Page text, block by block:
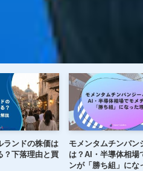
モメンタムチンパンジーと
は？AI・半導体相場でモメチ
ンが「勝ち組」になった理由
SaaS
ル発表
ウェア